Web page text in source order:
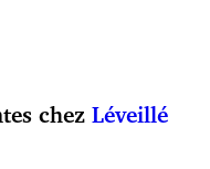
chez Léveillé